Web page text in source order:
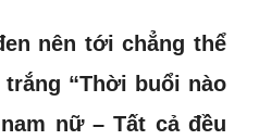
nên tới chẳng thể
“Thời buổi nào
nữ – Tất cả đều